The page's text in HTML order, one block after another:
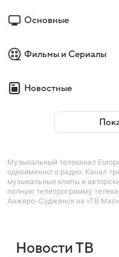
Основные
Фильмы и Сериалы
Новостные
Музыкальный телеканал
одноименного радио. Канал
музыкальные клипы и
полную телепрограмму
Анжеро-Судженск на «ТВ
Новости ТВ